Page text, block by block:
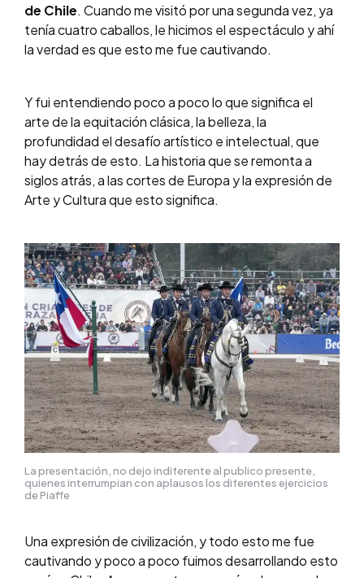
de Chile. Cuando me visitó por una segunda vez, ya
tenía cuatro caballos, le hicimos el espectáculo y ahí
la verdad es que esto me fue cautivando.
Y fui entendiendo poco a poco lo que significa el
arte de la equitación clásica, la belleza, la
profundidad el desafío artístico e intelectual, que
hay detrás de esto. La historia que se remonta a
siglos atrás, a las cortes de Europa y la expresión de
Arte y Cultura que esto significa.
La presentación, no dejo indiferente al publico presente,
quienes interrumpian con aplausos los diferentes ejercicios
de Piaffe
Una expresión de civilización, y todo esto me fue
cautivando y poco a poco fuimos desarrollando esto